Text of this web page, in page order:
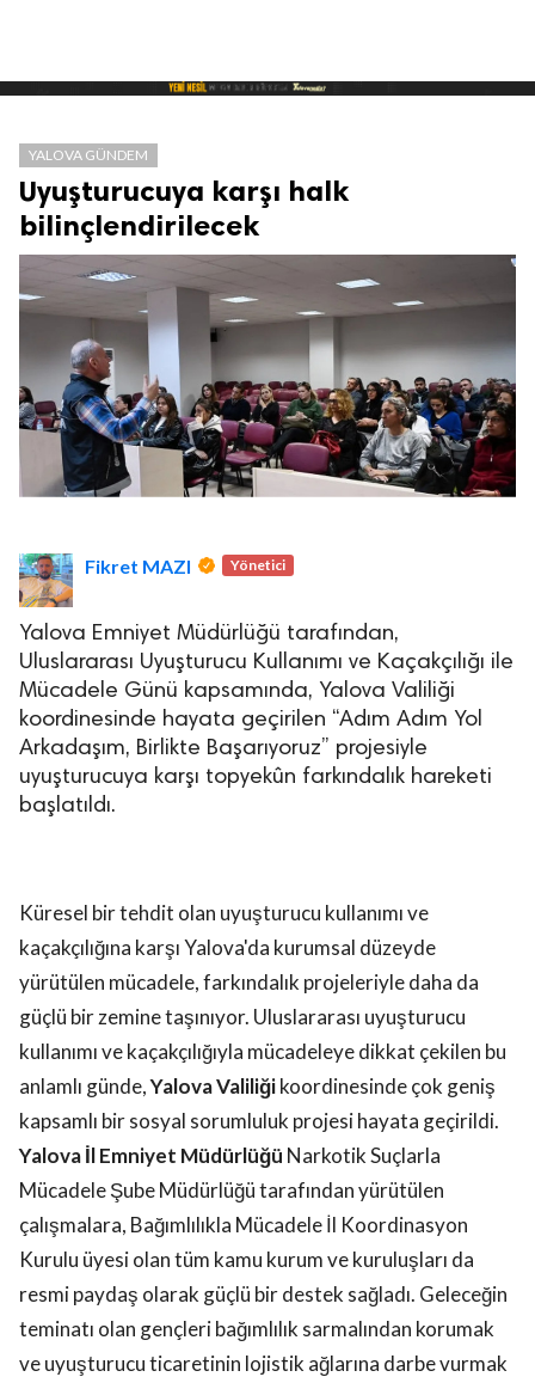
Asayiş
Saklıdır.
YALOVA GÜNDEM
Uyuşturucuya karşı halk
bilinçlendirilecek
Fikret MAZI Yönetici
Yalova Emniyet Müdürlüğü tarafından,
Uluslararası Uyuşturucu Kullanımı ve Kaçakçılığı ile
Mücadele Günü kapsamında, Yalova Valiliği
koordinesinde hayata geçirilen “Adım Adım Yol
Arkadaşım, Birlikte Başarıyoruz” projesiyle
uyuşturucuya karşı topyekûn farkındalık hareketi
başlatıldı.
Küresel bir tehdit olan uyuşturucu kullanımı ve
kaçakçılığına karşı Yalova'da kurumsal düzeyde
yürütülen mücadele, farkındalık projeleriyle daha da
güçlü bir zemine taşınıyor. Uluslararası uyuşturucu
kullanımı ve kaçakçılığıyla mücadeleye dikkat çekilen bu
anlamlı günde,Yalova Valiliğikoordinesinde çok geniş
kapsamlı bir sosyal sorumluluk projesi hayata geçirildi.
Yalova İl Emniyet Müdürlüğü Narkotik Suçlarla
Mücadele Şube Müdürlüğü tarafından yürütülen
çalışmalara, Bağımlılıkla Mücadele İl Koordinasyon
Kurulu üyesi olan tüm kamu kurum ve kuruluşları da
resmi paydaş olarak güçlü bir destek sağladı. Geleceğin
teminatı olan gençleri bağımlılık sarmalından korumak
ve uyuşturucu ticaretinin lojistik ağlarına darbe vurmak